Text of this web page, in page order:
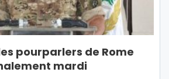
pourparlers de Rome
mardi